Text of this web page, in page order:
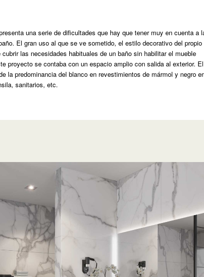
una serie de dificultades que hay que tener muy en cuenta a
El gran uso al que se ve sometido, el estilo decorativo del propio
las necesidades habituales de un baño sin habilitar el mueble
proyecto se contaba con un espacio amplio con salida al exterior. El
la predominancia del blanco en revestimientos de mármol y negro
sanitarios, etc.